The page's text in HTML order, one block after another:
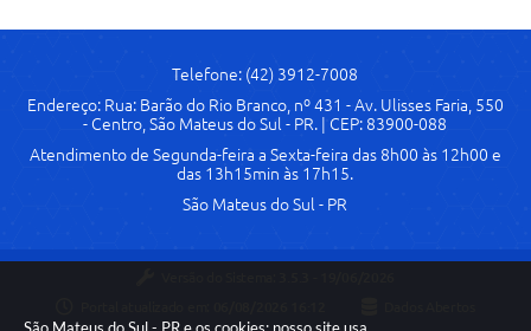
Telefone: (42) 3912-7008
Endereço: Rua: Barão do Rio Branco, nº 431 - Av. Ulisses Faria, 550
- Centro, São Mateus do Sul - PR. | CEP: 83900-088
Atendimento de Segunda-feira a Sexta-feira das 8h00 às 12h00 e
das 13h15min às 17h15.
São Mateus do Sul - PR